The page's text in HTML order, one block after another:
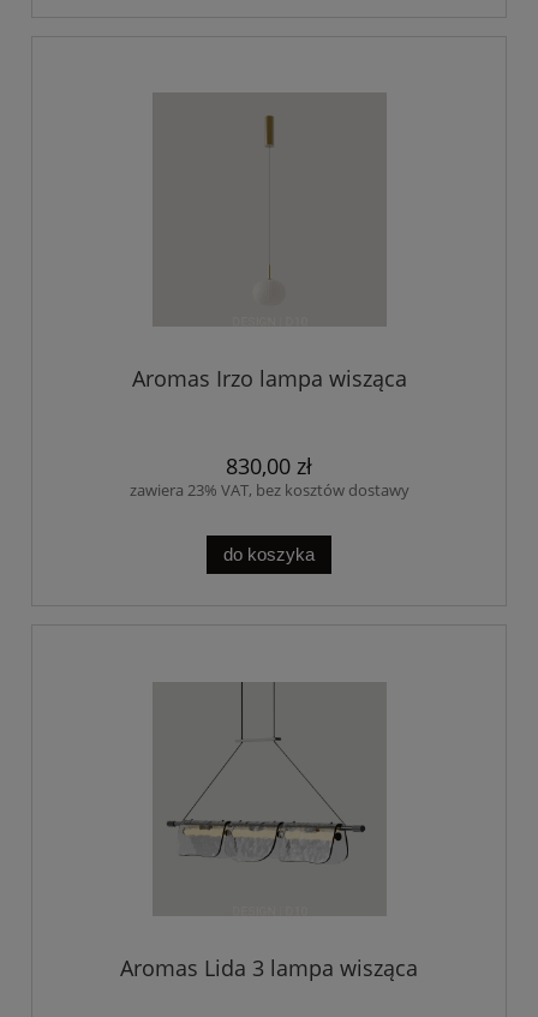
Aromas Irzo lampa wisząca
830,00 zł
zawiera 23% VAT, bez kosztów dostawy
do koszyka
Aromas Lida 3 lampa wisząca